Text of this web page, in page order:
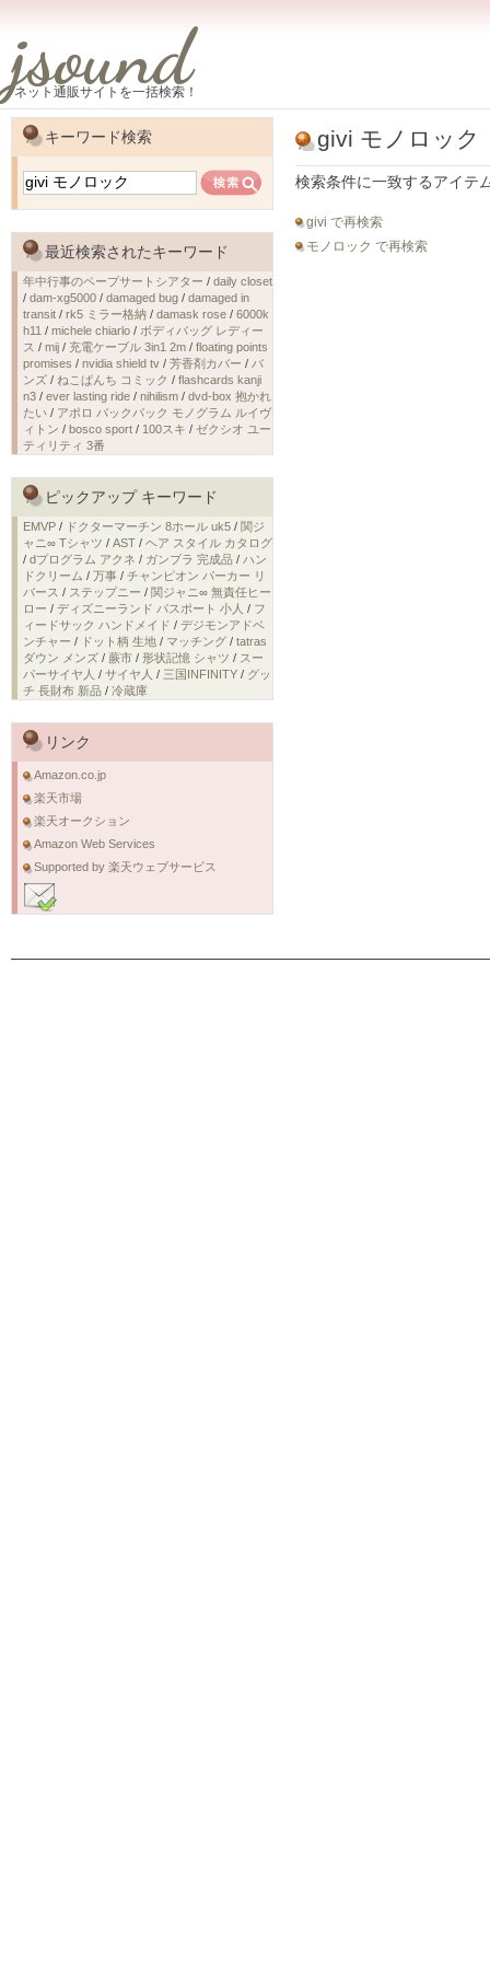
jsound
ネット通販サイトを一括検索！
givi モノロック
検索条件に一致するアイテ
givi で再検索
モノロック で再検索
キーワード検索
最近検索されたキーワード
年中行事のペープサートシアター / daily closet
/ dam-xg5000 / damaged bug / damaged in
transit / rk5 ミラー格納 / damask rose / 6000k
h11 / michele chiarlo / ボディバッグ レディー
ス / mij / 充電ケーブル 3in1 2m / floating points
promises / nvidia shield tv / 芳香剤カバー / バ
ンズ / ねこぱんち コミック / flashcards kanji
n3 / ever lasting ride / nihilism / dvd-box 抱かれ
たい / アポロ バックパック モノグラム ルイヴ
ィトン / bosco sport / 100スキ / ゼクシオ ユー
ティリティ 3番
ピックアップ キーワード
EMVP / ドクターマーチン 8ホール uk5 / 関ジ
ャニ∞ Tシャツ / AST / ヘア スタイル カタログ
/ dプログラム アクネ / ガンプラ 完成品 / ハン
ドクリーム / 万事 / チャンピオン パーカー リ
バース / ステップニー / 関ジャニ∞ 無責任ヒー
ロー / ディズニーランド パスポート 小人 / フ
ィードサック ハンドメイド / デジモンアドベ
ンチャー / ドット柄 生地 / マッチング / tatras
ダウン メンズ / 蕨市 / 形状記憶 シャツ / スー
パーサイヤ人 / サイヤ人 / 三国INFINITY / グッ
チ 長財布 新品 / 冷蔵庫
リンク
Amazon.co.jp
楽天市場
楽天オークション
Amazon Web Services
Supported by 楽天ウェブサービス